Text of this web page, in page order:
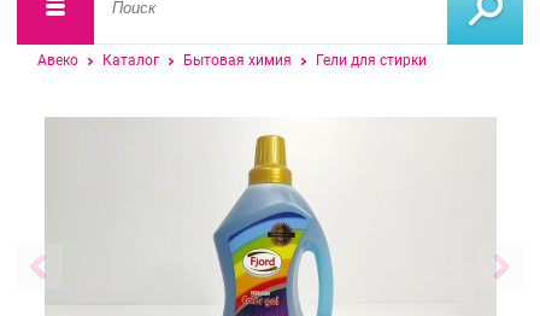
Авеко Каталог Бытовая химия Гели для стирки